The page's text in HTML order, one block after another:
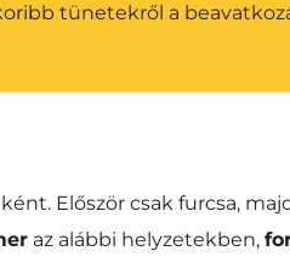
tünetekről a
Először csak furcsa,
az alábbi helyzetekben,